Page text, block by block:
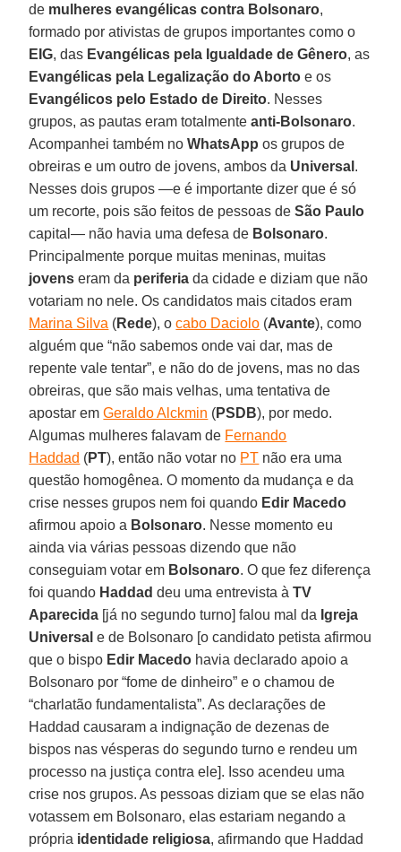
de mulheres evangélicas contra Bolsonaro,
formado por ativistas de grupos importantes como o
EIG, das Evangélicas pela Igualdade de Gênero, as
Evangélicas pela Legalização do Aborto e os
Evangélicos pelo Estado de Direito. Nesses
grupos, as pautas eram totalmenteanti-Bolsonaro.
Acompanhei também noWhatsApp os grupos de
obreiras e um outro de jovens, ambos da Universal .
Nesses dois grupos —e é importante dizer que é só
um recorte, pois são feitos de pessoas deSão Paulo
capital— não havia uma defesa de Bolsonaro.
Principalmente porque muitas meninas, muitas
jovens eram da periferia da cidade e diziam que não
votariam no nele. Os candidatos mais citados eram
Marina Silva (Rede), ocabo Daciolo (Avante), como
alguém que “não sabemos onde vai dar, mas de
repente vale tentar”, e não do de jovens, mas no das
obreiras, que são mais velhas, uma tentativa de
apostar emGeraldo Alckmin (PSDB), por medo.
Algumas mulheres falavam de Fernando
Haddad (PT), então não votar no PT não era uma
questão homogênea. O momento da mudança e da
crise nesses grupos nem foi quando Edir Macedo
afirmou apoio a Bolsonaro. Nesse momento eu
ainda via várias pessoas dizendo que não
conseguiam votar em Bolsonaro. O que fez diferença
foi quando Haddad deu uma entrevista àTV
Aparecida [já no segundo turno] falou mal da Igreja
Universal e de Bolsonaro [o candidato petista afirmou
que o bispo Edir Macedo havia declarado apoio a
Bolsonaro por “fome de dinheiro” e o chamou de
“charlatão fundamentalista”. As declarações de
Haddad causaram a indignação de dezenas de
bispos nas vésperas do segundo turno e rendeu um
processo na justiça contra ele]. Isso acendeu uma
crise nos grupos. As pessoas diziam que se elas não
votassem em Bolsonaro, elas estariam negando a
própria identidade religiosa, afirmando que Haddad